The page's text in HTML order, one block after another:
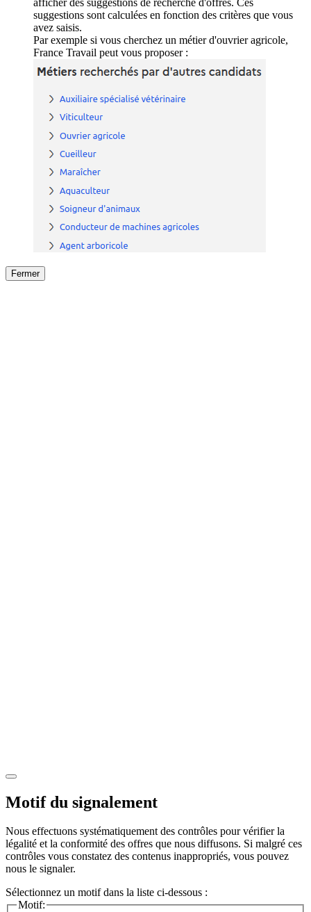
suggestions sont calculées en fonction des critères que vous
avez saisis.
Par exemple si vous cherchez un métier d'ouvrier agricole,
France Travail peut vous proposer :
Fermer
Motif du signalement
Nous effectuons systématiquement des contrôles pour vérifier la
légalité et la conformité des offres que nous diffusons. Si malgré ces
contrôles vous constatez des contenus inappropriés, vous pouvez
nous le signaler.
Sélectionnez un motif dans la liste ci-dessous :
Motif: